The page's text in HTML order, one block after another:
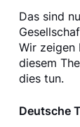
Das sind
Wir zeigen
diesem
dies tun.
Deutsche